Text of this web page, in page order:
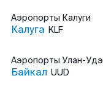
Аэропорты Калуги
Калуга KLF
Аэропорты Улан-Удэ
Байкал UUD